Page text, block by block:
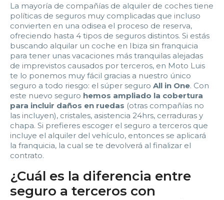
La mayoría de compañías de alquiler de coches tiene
políticas de seguros muy complicadas que incluso
convierten en una odisea el proceso de reserva,
ofreciendo hasta 4 tipos de seguros distintos. Si estás
buscando alquilar un coche en Ibiza sin franquicia
para tener unas vacaciones más tranquilas alejadas
de imprevistos causados por terceros, en Moto Luis
te lo ponemos muy fácil gracias a nuestro único
seguro a todo riesgo: el súper seguro All in One. Con
este nuevo seguro hemos ampliado la cobertura
para incluir daños en ruedas (otras compañías no
las incluyen), cristales, asistencia 24hrs, cerraduras y
chapa. Si prefieres escoger el seguro a terceros que
incluye el alquiler del vehículo, entonces se aplicará
la franquicia, la cual se te devolverá al finalizar el
contrato.
¿Cuál es la diferencia entre
seguro a terceros con